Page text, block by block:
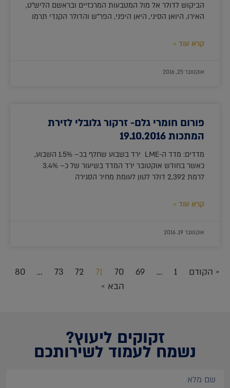
הביקוש לדולר אל מול המטבעות המרכזיים ובראשם הליש"ט,
האירו, היואן הסיני, היאן היפני, הפר"ש והדולר הקנדי תרמו
קרא עוד »
אוקטובר 25, 2016
פורום חומרי גלם- זרקור גלובלי לזירת
המתכות 19.10.2016
מדדים: מדד ה-LME ירד בשבוע שחלף בכ– 1.5% השבוע,
כאשר בחודש אוקטובר ירד המדד בשיעור של כ– 3.4%
לרמת 2,392 דולר לטון לעומת מחיר הסגירה
קרא עוד »
אוקטובר 19, 2016
« הקודם 1
…
69
70
71
72
73
…
80
הבא »
זקוקים ליעוץ?
נשמח לעמוד לשירותכם